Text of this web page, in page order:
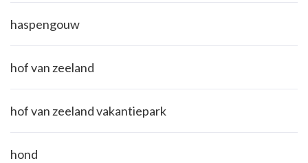
haspengouw
hof van zeeland
hof van zeeland vakantiepark
hond